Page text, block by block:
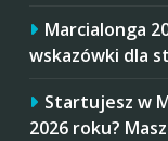
Marcialonga
wskazówki dla
Startujesz w
2026 roku?